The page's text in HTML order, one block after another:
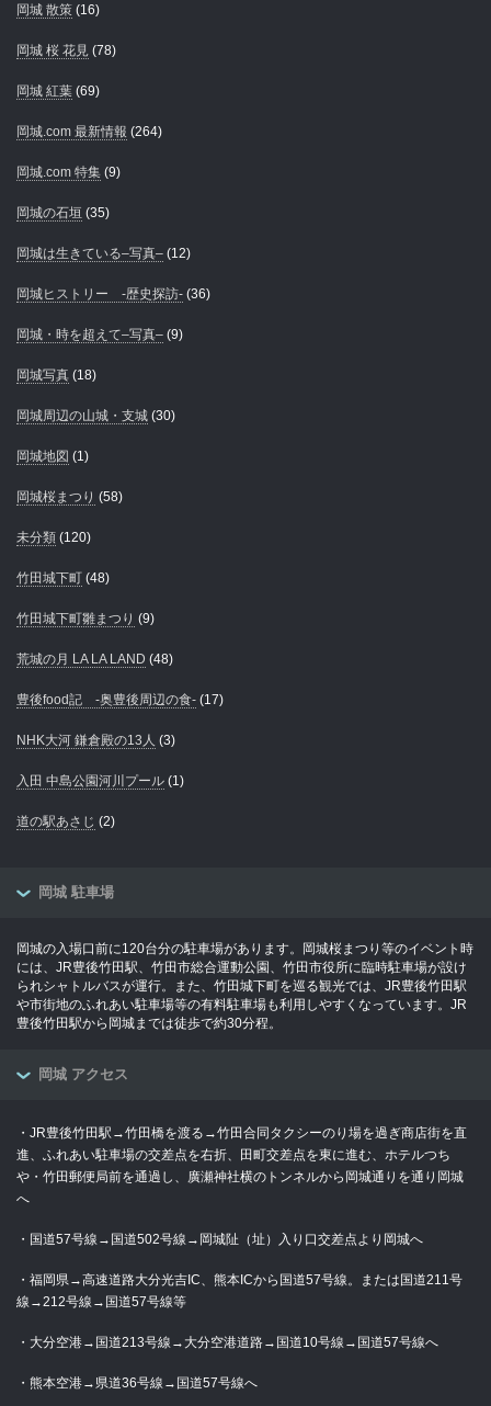
岡城 散策 (16)
岡城 桜 花見 (78)
岡城 紅葉 (69)
岡城.com 最新情報 (264)
岡城.com 特集 (9)
岡城の石垣 (35)
岡城は生きている–写真– (12)
岡城ヒストリー -歴史探訪- (36)
岡城・時を超えて–写真– (9)
岡城写真 (18)
岡城周辺の山城・支城 (30)
岡城地図 (1)
岡城桜まつり (58)
未分類 (120)
竹田城下町 (48)
竹田城下町雛まつり (9)
荒城の月 LA LA LAND (48)
豊後food記 -奥豊後周辺の食- (17)
NHK大河 鎌倉殿の13人 (3)
入田 中島公園河川プール (1)
道の駅あさじ (2)
岡城 駐車場
岡城の入場口前に120台分の駐車場があります。岡城桜まつり等のイベント時
には、JR豊後竹田駅、竹田市総合運動公園、竹田市役所に臨時駐車場が設け
られシャトルバスが運行。また、竹田城下町を巡る観光では、JR豊後竹田駅
や市街地のふれあい駐車場等の有料駐車場も利用しやすくなっています。JR
豊後竹田駅から岡城までは徒歩で約30分程。
岡城 アクセス
・JR豊後竹田駅→竹田橋を渡る→竹田合同タクシーのり場を過ぎ商店街を直
進、ふれあい駐車場の交差点を右折、田町交差点を東に進む、ホテルつち
や・竹田郵便局前を通過し、廣瀬神社横のトンネルから岡城通りを通り岡城
へ
・国道57号線→国道502号線→岡城阯（址）入り口交差点より岡城へ
・福岡県→高速道路大分光吉IC、熊本ICから国道57号線。または国道211号
線→212号線→国道57号線等
・大分空港→国道213号線→大分空港道路→国道10号線→国道57号線へ
・熊本空港→県道36号線→国道57号線へ